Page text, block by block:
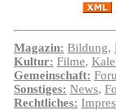
Magazin: Bildung,
Kultur: Filme,
Gemeinschaft:
Sonstiges: News,
Rechtliches: